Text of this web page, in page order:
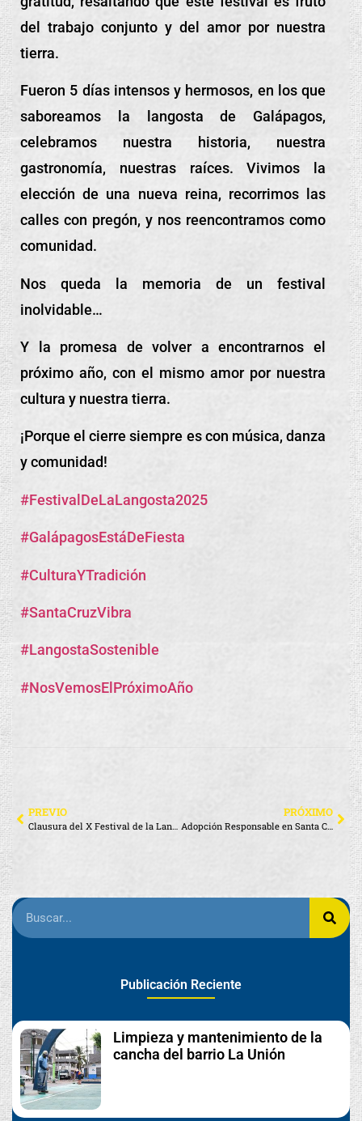
del trabajo conjunto y del amor por nuestra
tierra.
Fueron 5 días intensos y hermosos, en los que
saboreamos la langosta de Galápagos,
celebramos nuestra historia, nuestra
gastronomía, nuestras raíces. Vivimos la
elección de una nueva reina, recorrimos las
calles con pregón, y nos reencontramos como
comunidad.
Nos queda la memoria de un festival
inolvidable…
Y la promesa de volver a encontrarnos el
próximo año, con el mismo amor por nuestra
cultura y nuestra tierra.
¡Porque el cierre siempre es con música, danza
y comunidad!
#FestivalDeLaLangosta2025
#GalápagosEstáDeFiesta
#CulturaYTradición
#SantaCruzVibra
#LangostaSostenible
#NosVemosElPróximoAño
PREVIO
Clausura del X Festival de la Langosta Sostenible – Galápagos 2025
PRÓXIMO
Adopción Responsable en Santa Cruz
Publicación Reciente
Limpieza y mantenimiento de la
cancha del barrio La Unión